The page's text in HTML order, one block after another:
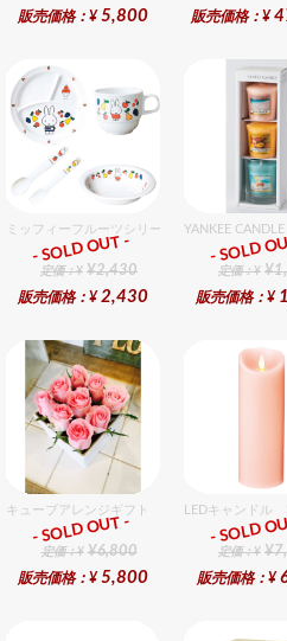
販売価格：¥ 5,800 販売価格：¥
ミッフィーフルーツシリーズ割れないメラミン
ギフト
定価：¥ ¥2,430
販売価格：¥ 2,430
- SOLD OUT -
YANKEE
ギフト
定価：¥
販売価格：¥
- SOLD
キューブアレンジギフト ピンク
ギフト
定価：¥ ¥6,800
販売価格：¥ 5,800
- SOLD OUT -
LEDキャンドル
ギフト
定価：¥
販売価格：¥
- SOLD